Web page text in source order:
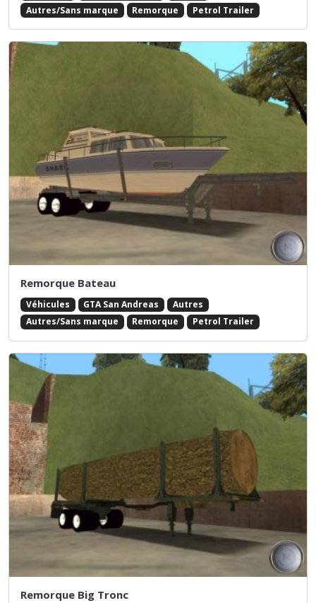
Autres/Sans marque
Remorque Petrol Trailer
Remorque Bateau
Véhicules GTA San Andreas
Autres
Autres/Sans marque
Remorque Petrol Trailer
Remorque Big Tronc